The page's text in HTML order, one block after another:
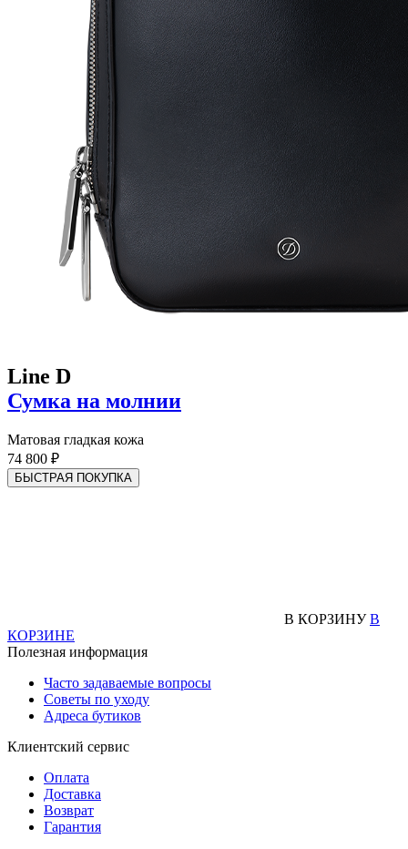
Line D
Сумка на молнии
Матовая гладкая кожа
74 800 ₽
БЫСТРАЯ ПОКУПКА
В КОРЗИНУ В
КОРЗИНЕ
Полезная информация
Часто задаваемые вопросы
Советы по уходу
Адреса бутиков
Клиентский сервис
Оплата
Доставка
Возврат
Гарантия